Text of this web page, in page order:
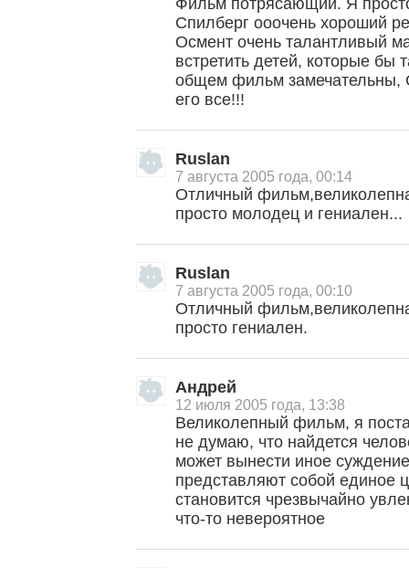
Фильм потрясающий. Я
Спилберг ооочень хороший
Осмент очень талантливый
встретить детей, которые бы
общем фильм
его все!!!
Ruslan
7 августа 2005 года, 00:14
Отличный
просто молодец и гениален...
Ruslan
7 августа 2005 года, 00:10
Отличный
просто гениален.
Андрей
12 июля 2005 года, 13:38
Великолепный фильм, я
не думаю, что найдется
может вынести иное
представляют собой единое
становится чрезвычайно
что-то невероятное